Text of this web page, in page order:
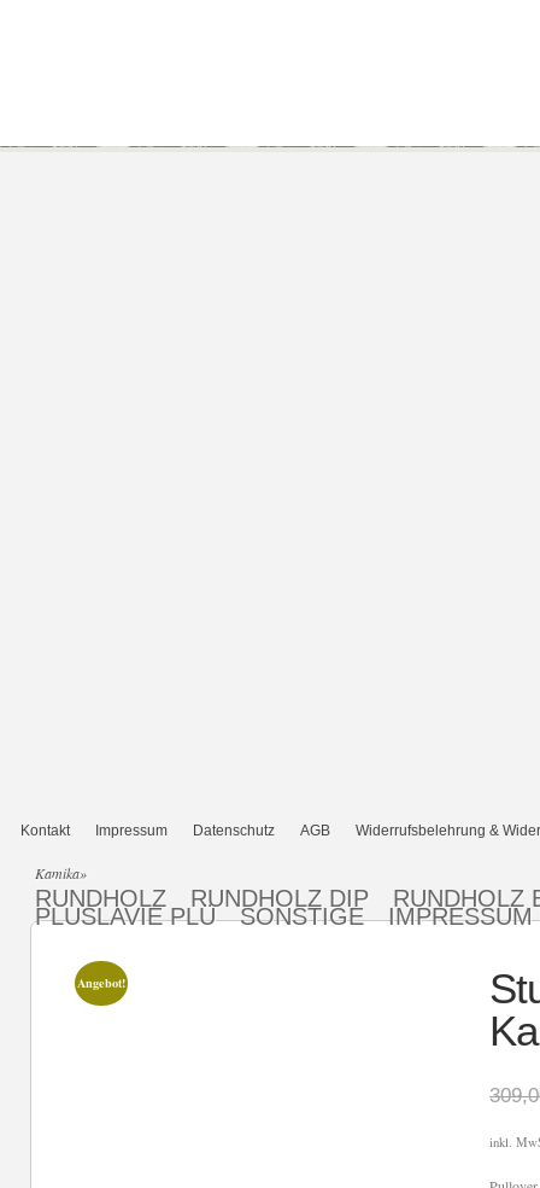
Kontakt Impressum Datenschutz AGB Widerrufsbelehrung &
RUNDHOLZ RUNDHOLZ DIP RUNDHOLZ
PLUSLAVIE PLÜ SONSTIGE IMPRESSUM
Kamika»
Angebot!
inkl.